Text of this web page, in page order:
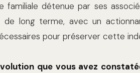
familiale détenue par ses
long terme, avec un
pour préserver cette
que vous avez